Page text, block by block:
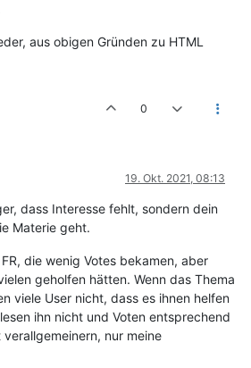
aus obigen Gründen zu HTML
0
19. Okt. 2021, 08:13
dass Interesse fehlt, sondern dein
Materie geht.
die wenig Votes bekamen, aber
geholfen hätten. Wenn das Thema
viele User nicht, dass es ihnen helfen
ihn nicht und Voten entsprechend
nur meine